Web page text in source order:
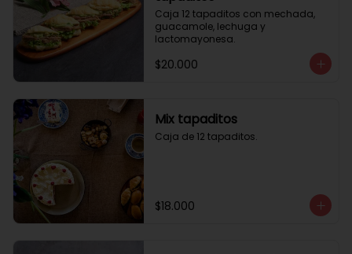
Caja 12 tapaditos con mechada,
guacamole, lechuga y
lactomayonesa.
$20.000
Mix tapaditos
Caja de 12 tapaditos.
$18.000